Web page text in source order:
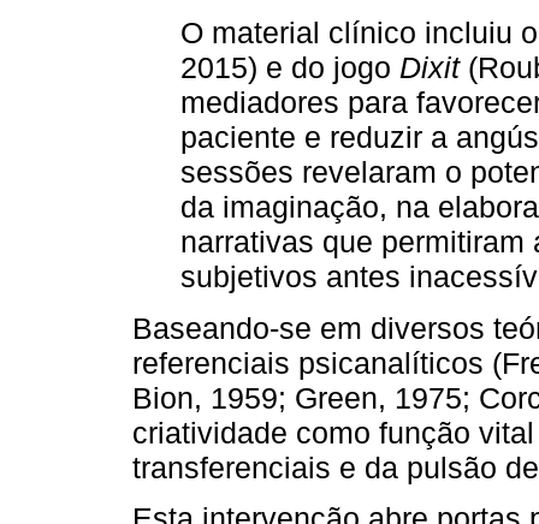
O material clínico incluiu
2015) e do jogo Dixit
mediadores para
paciente e reduzir a
sessões revelaram o
da imaginação, na
narrativas que
subjetivos antes
Baseando-se em diversos
referenciais psicanalíticos
Bion, 1959; Green, 1975;
criatividade como função
transferenciais e da pulsão